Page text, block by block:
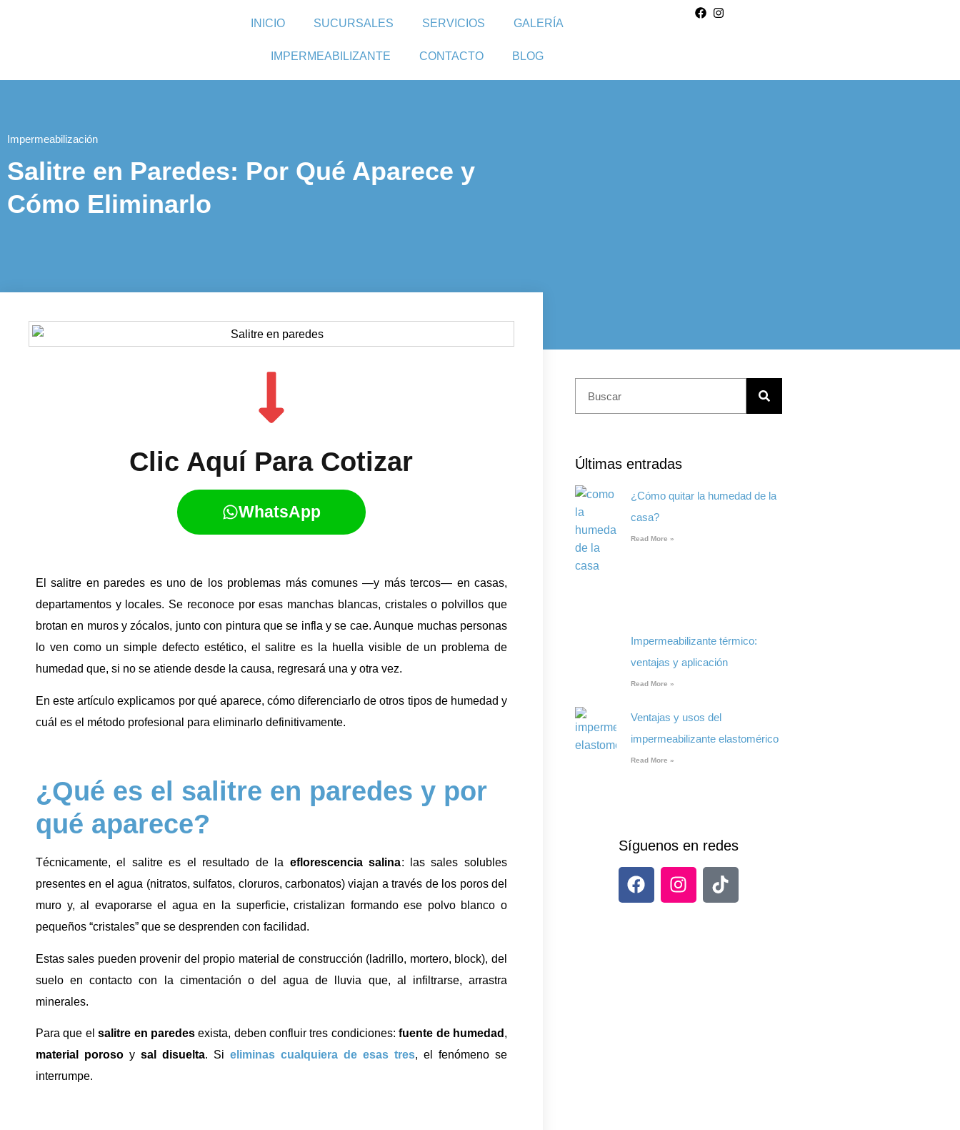
INICIO SUCURSALES SERVICIOS GALERÍA
IMPERMEABILIZANTE CONTACTO BLOG
Impermeabilización
Salitre en Paredes: Por Qué Aparece y
Cómo Eliminarlo
Clic Aquí Para Cotizar​
WhatsApp
El salitre en paredes es uno de los problemas más comunes —y más tercos— en casas,
departamentos y locales. Se reconoce por esas manchas blancas, cristales o polvillos que
brotan en muros y zócalos, junto con pintura que se infla y se cae. Aunque muchas personas
lo ven como un simple defecto estético, el salitre es la huella visible de un problema de
humedad que, si no se atiende desde la causa, regresará una y otra vez.
En este artículo explicamos por qué aparece, cómo diferenciarlo de otros tipos de humedad y
cuál es el método profesional para eliminarlo definitivamente.
¿Qué es el salitre en paredes y por
qué aparece?
Técnicamente, el salitre es el resultado de la eflorescencia salina: las sales solubles
presentes en el agua (nitratos, sulfatos, cloruros, carbonatos) viajan a través de los poros del
muro y, al evaporarse el agua en la superficie, cristalizan formando ese polvo blanco o
pequeños “cristales” que se desprenden con facilidad.
Estas sales pueden provenir del propio material de construcción (ladrillo, mortero, block), del
suelo en contacto con la cimentación o del agua de lluvia que, al infiltrarse, arrastra
minerales.
Para que elsalitre en paredesexista, deben confluir tres condiciones:fuente de humedad ,
material poroso y sal disuelta. Si eliminas cualquiera de esas tres, el fenómeno se
interrumpe.
Últimas entradas
¿Cómo quitar la humedad de la
casa?
Read More »
Impermeabilizante térmico:
ventajas y aplicación
Read More »
Ventajas y usos del
impermeabilizante elastomérico
Read More »
Síguenos en redes